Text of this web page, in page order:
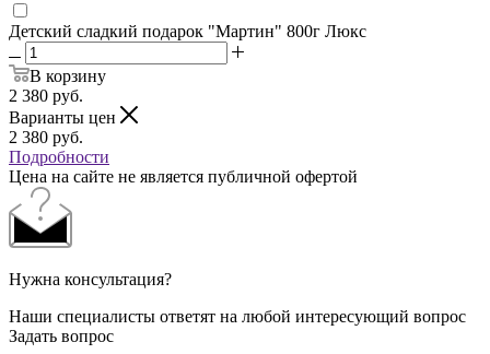
Детский сладкий подарок "Мартин" 800г Люкс
В корзину
2 380 руб.
Варианты цен
2 380 руб.
Подробности
Цена на сайте не является публичной офертой
Нужна консультация?
Наши специалисты ответят на любой интересующий вопрос
Задать вопрос